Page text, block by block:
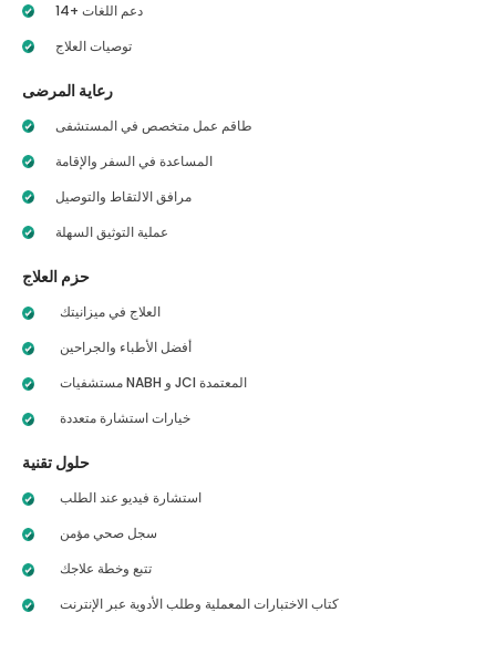
14+ دعم اللغات
توصيات العلاج
رعاية المرضى
طاقم عمل متخصص في المستشفى
المساعدة في السفر والإقامة
مرافق الالتقاط والتوصيل
عملية التوثيق السهلة
حزم العلاج
العلاج في ميزانيتك
أفضل الأطباء والجراحين
مستشفيات NABH و JCI المعتمدة
خيارات استشارة متعددة
حلول تقنية
استشارة فيديو عند الطلب
سجل صحي مؤمن
تتبع وخطة علاجك
كتاب الاختبارات المعملية وطلب الأدوية عبر الإنترنت